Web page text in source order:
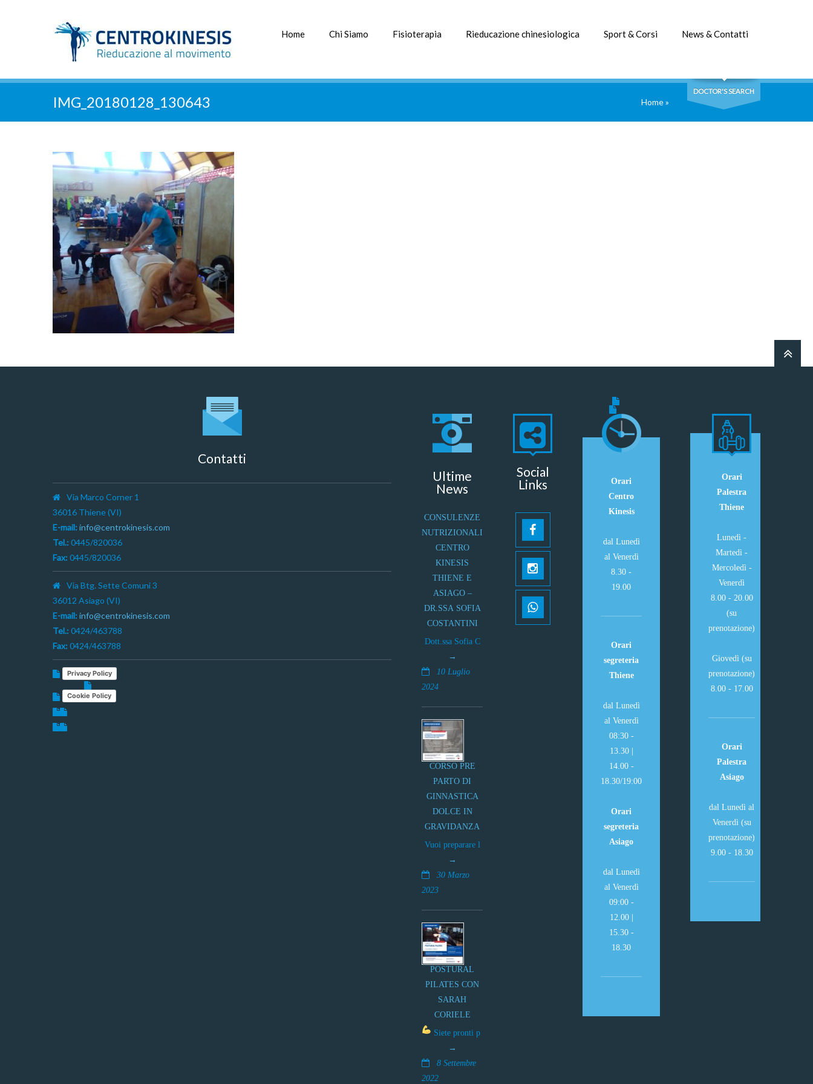
Home Chi Siamo Fisioterapia Rieducazione chinesiologica Sport & Corsi News & Contatti
DOCTOR'S SEARCH
IMG_20180128_130643 Home»
Contatti
Via Marco Corner 1
36016 Thiene (VI)
E-mail: info@centrokinesis.com
Tel.: 0445/820036
Fax: 0445/820036
Via Btg. Sette Comuni 3
36012 Asiago (VI)
E-mail: info@centrokinesis.com
Tel.: 0424/463788
Fax: 0424/463788
Privacy Policy
Cookie Policy
Ultime
News
CONSULENZE
NUTRIZIONALI
CENTRO
KINESIS
THIENE E
ASIAGO –
DR.SSA SOFIA
COSTANTINI
Dott.ssa Sofia C
10 Luglio
2024
CORSO PRE
PARTO DI
GINNASTICA
DOLCE IN
GRAVIDANZA
Vuoi preparare l
30 Marzo
2023
POSTURAL
PILATES CON
SARAH
CORIELE
Siete pronti p
8 Settembre
2022
Social
Links
Orari
Centro
Kinesis
dal Lunedì
al Venerdì
8.30 -
19.00
Orari
segreteria
Thiene
dal Lunedì
al Venerdì
08:30 -
13.30 |
14.00 -
18.30/19:00
Orari
segreteria
Asiago
dal Lunedì
al Venerdì
09:00 -
12.00 |
15.30 -
18.30
Orari
Palestra
Thiene
Lunedì -
Martedì -
Mercoledì -
Venerdì
8.00 - 20.00
(su
prenotazione)
Giovedì (su
prenotazione)
8.00 - 17.00
Orari
Palestra
Asiago
dal Lunedì al
Venerdì (su
prenotazione)
9.00 - 18.30